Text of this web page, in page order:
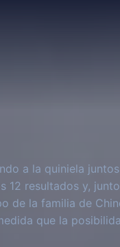
a la quiniela
resultados y,
de la familia de
que la